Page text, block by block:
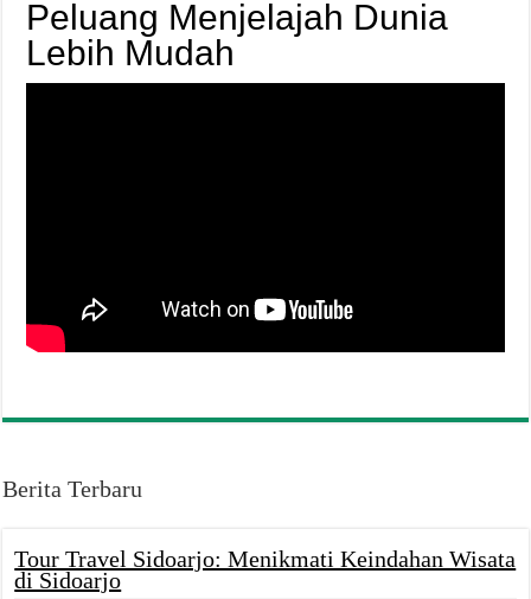
Peluang Menjelajah Dunia
Lebih Mudah
Berita Terbaru
Tour Travel Sidoarjo: Menikmati Keindahan Wisata
di Sidoarjo